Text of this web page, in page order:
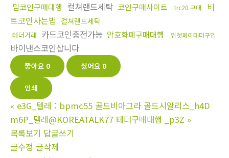
밈코인구매대행 컬쳐랜드세탁 코인구매사이트 trc20 구매
비
트코인사는법 컬쳐랜드세탁
테더거래 카드코인충전가능 암호화폐구매대행 위쳇페이테더구입
바이낸스코인삽니다
좋아요 0 싫어요 0
인쇄
« e3G_텔레 : bpmc55 골드비아그라 골드시알리스_h4D
m6P_텔레@KOREATALK77 테더구매대행 _p3Z »
목록보기 답글쓰기
글수정 글삭제